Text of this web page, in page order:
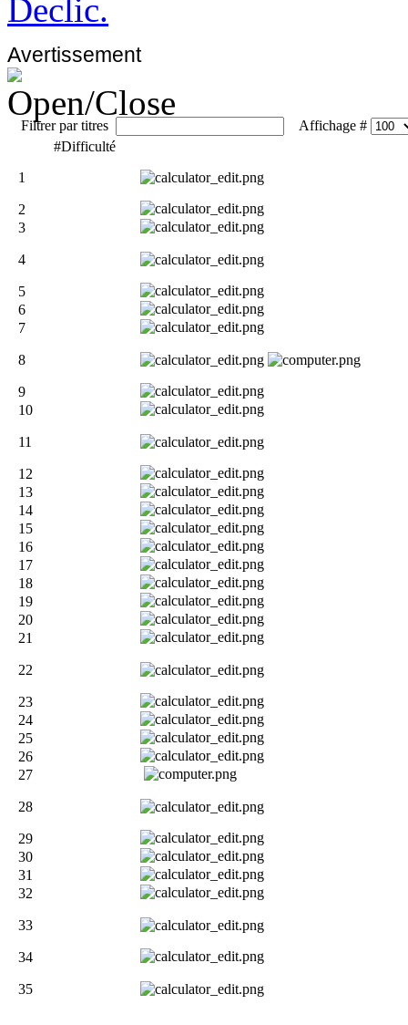
Declic.
Avertissement
Filtrer par titres
Affichage #
#Difficulté
1
2
3
4
5
6
7
8
9
10
11
12
13
14
15
16
17
18
19
20
21
22
23
24
25
26
27
28
29
30
31
32
33
34
35